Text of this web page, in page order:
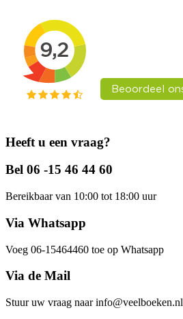
Heeft u een vraag?
Bel 06 -15 46 44 60
Bereikbaar van 10:00 tot 18:00 uur
Via Whatsapp
Voeg 06-15464460 toe op Whatsapp
Via de Mail
Stuur uw vraag naar info@veelboeken.nl